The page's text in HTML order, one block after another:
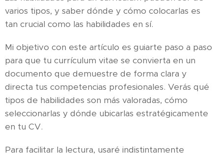
varios tipos, y saber dónde y cómo colocarlas es
tan crucial como las habilidades en sí.
Mi objetivo con este artículo es guiarte paso a paso
para que tu currículum vitae se convierta en un
documento que demuestre de forma clara y
directa tus competencias profesionales. Verás qué
tipos de habilidades son más valoradas, cómo
seleccionarlas y dónde ubicarlas estratégicamente
en tu CV.
Para facilitar la lectura, usaré indistintamente